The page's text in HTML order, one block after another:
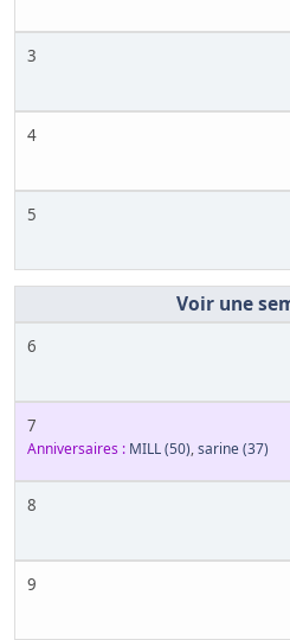
3
4
5
6
7
Anniversaires : MILL(50),sarine(37)
8
9